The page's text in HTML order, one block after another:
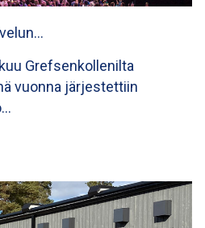
Grefsenkollenilta
vuonna järjestettiin